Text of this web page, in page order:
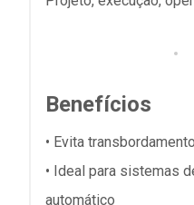
Benefícios
• Evita
• Ideal para sistemas
automático